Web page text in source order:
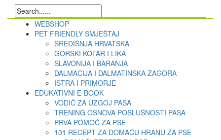
WEBSHOP
PET FRIENDLY SMJEŠTAJ
SREDIŠNJA HRVATSKA
GORSKI KOTAR I LIKA
SLAVONIJA I BARANJA
DALMACIJA I DALMATINSKA ZAGORA
ISTRA I PRIMORJE
EDUKATIVNI E-BOOK
VODIČ ZA UZGOJ PASA
TRENING OSNOVA POSLUŠNOSTI PASA
PRVA POMOĆ ZA PSE
101 RECEPT ZA DOMAĆU HRANU ZA PSE